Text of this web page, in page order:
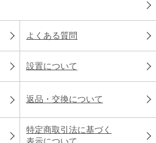
よくある質問
設置について
返品・交換について
特定商取引法に基づく